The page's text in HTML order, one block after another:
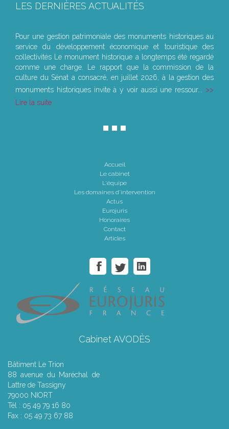
LES DERNIÈRES ACTUALITÉS
Pour une gestion patrimoniale des monuments historiques au
service du développement économique et touristique des
collectivités Le monument historique a longtemps été regardé
comme une charge. Le rapport que la commission de la
culture du Sénat a consacré, en juillet 2026, à la gestion des
monuments historiques invite à y voir aussi une ressour...
Lire la suite
Accueil
Le cabinet
L'équipe
Les domaines d'intervention
Actus
Eurojuris
Honoraires
Contact
Articles
Cabinet AVODÈS
Bâtiment Le Trion
88 avenue du Maréchal de
Lattre de Tassigny
79000 NIORT
Tél : 05 49 79 16 80
Fax : 05 49 73 67 88